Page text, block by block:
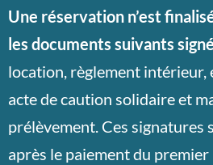
Une réservation n’est
les documents suivants
location, règlement intérieur,
acte de caution solidaire et
prélèvement. Ces signatures
après le paiement du